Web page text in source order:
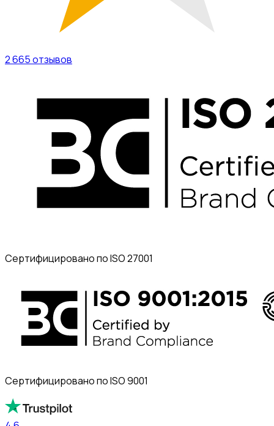
2 665отзывов
Сертифицировано по ISO 27001
Сертифицировано по ISO 9001